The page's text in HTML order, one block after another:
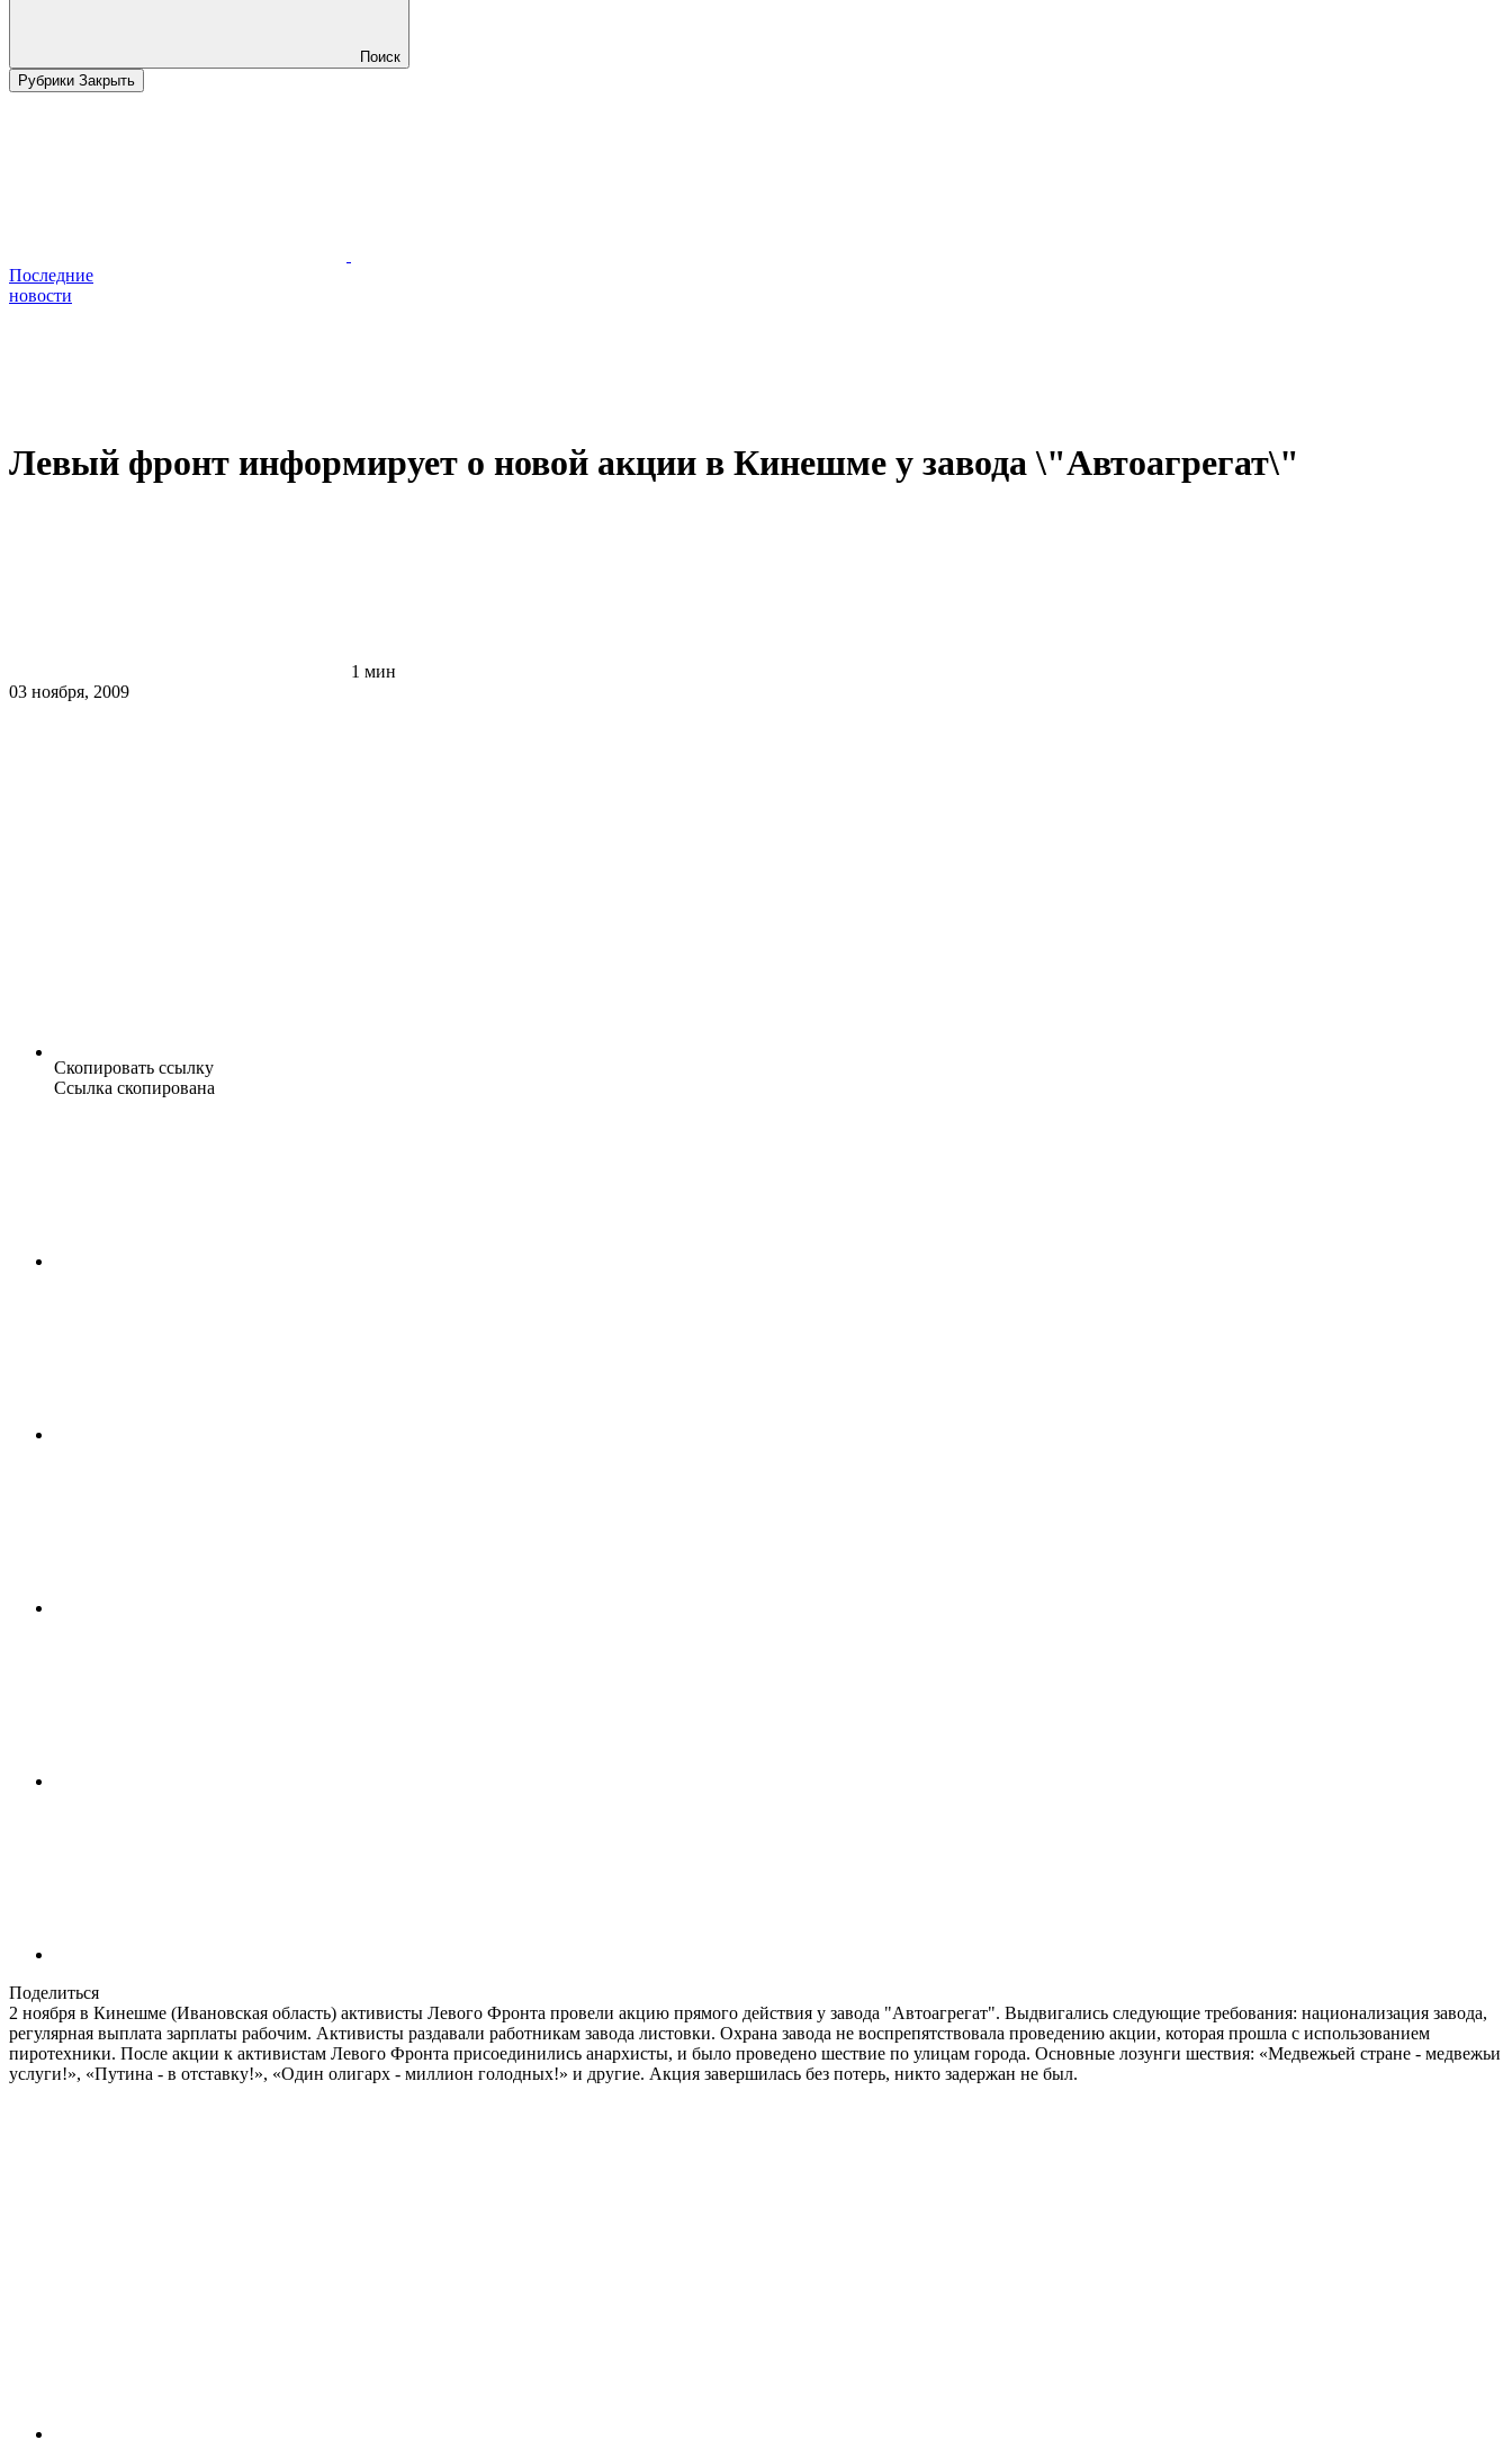
Поиск
Рубрики Закрыть
Последние
новости
Левый фронт информирует о новой акции в Кинешме у завода \"Автоагрегат\"
1 мин
03 ноября, 2009
Скопировать ссылку
Ссылка скопирована
Поделиться
2 ноября в Кинешме (Ивановская область) активисты Левого Фронта провели акцию прямого действия у завода "Автоагрегат". Выдвигались следующие требования: национализация завода,
регулярная выплата зарплаты рабочим. Активисты раздавали работникам завода листовки. Охрана завода не воспрепятствовала проведению акции, которая прошла с использованием
пиротехники. После акции к активистам Левого Фронта присоединились анархисты, и было проведено шествие по улицам города. Основные лозунги шествия: «Медвежьей стране - медвежьи
услуги!», «Путина - в отставку!», «Один олигарх - миллион голодных!» и другие. Акция завершилась без потерь, никто задержан не был.